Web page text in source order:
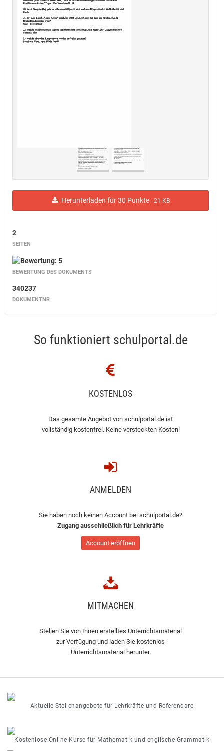
Herunterladen für 30 Punkte 21 KB
2
SEITEN
BEWERTUNG DES DOKUMENTS
340237
DOKUMENTNR
So funktioniert schulportal.de
KOSTENLOS
Das gesamte Angebot von schulportal.de ist
vollständig kostenfrei. Keine versteckten Kosten!
ANMELDEN
Sie haben noch keinen Account bei schulportal.de?
Zugang ausschließlich für Lehrkräfte
Account eröffnen
MITMACHEN
Stellen Sie von Ihnen erstelltes Unterrichtsmaterial
zur Verfügung und laden Sie kostenlos
Unterrichtsmaterial herunter.
Aktuelle Stellenangebote für Lehrkräfte und Referendare
Kostenlose Online-Kurse für Mathematik und englische Grammatik